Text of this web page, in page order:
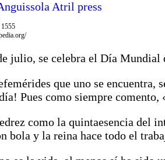
julio, se celebra el Día Mundial
que uno se encuentra,
Pues como siempre comento,
como la quintaesencia del
bola y la reina hace todo el